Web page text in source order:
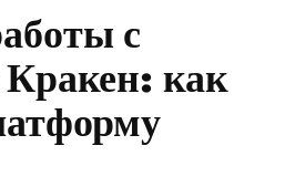
с
как